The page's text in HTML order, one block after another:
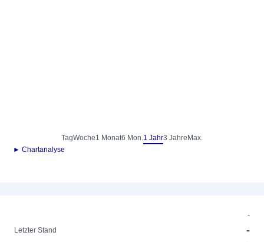
TagWoche1 Monat6 Mon.1 Jahr3 Jahre Max.
► Chartanalyse
-
Letzter Stand
-